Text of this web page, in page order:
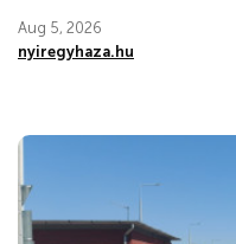
Aug 5, 2026
nyiregyhaza.hu